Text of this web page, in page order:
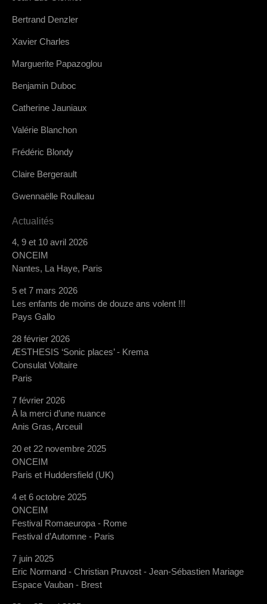
Bertrand Denzler
Xavier Charles
Marguerite Papazoglou
Benjamin Duboc
Catherine Jauniaux
Valérie Blanchon
Frédéric Blondy
Claire Bergerault
Gwennaëlle Roulleau
Actualités
4, 9 et 10 avril 2026
ONCEIM
Nantes, La Haye, Paris
5 et 7 mars 2026
Les enfants de moins de douze ans volent !!!
Pays Gallo
28 février 2026
ÆSTHESIS ‘Sonic places’ - Krema
Consulat Voltaire
Paris
7 février 2026
À la merci d’une nuance
Anis Gras, Arceuil
20 et 22 novembre 2025
ONCEIM
Paris et Huddersfield (UK)
4 et 6 octobre 2025
ONCEIM
Festival Romaeuropa - Rome
Festival d’Automne - Paris
7 juin 2025
Eric Normand - Christian Pruvost - Jean-Sébastien Mariage
Espace Vauban - Brest